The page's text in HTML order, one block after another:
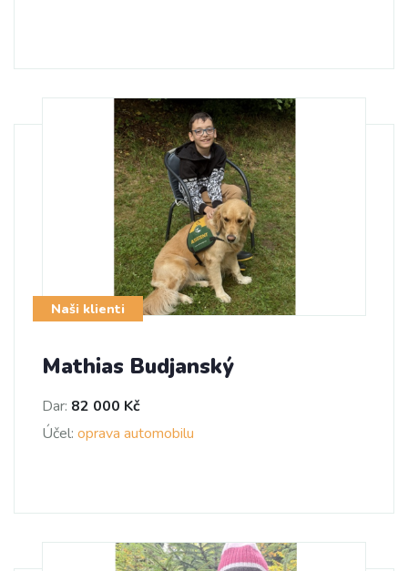
Naši klienti
Mathias Budjanský
Dar: 82 000 Kč
Účel: oprava automobilu